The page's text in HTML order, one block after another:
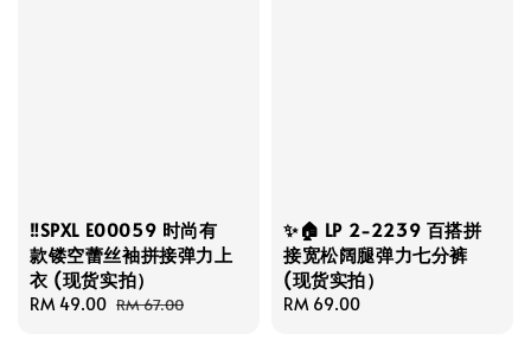
‼️SPXL E00059 时尚有
款镂空蕾丝袖拼接弹力上
衣 (现货实拍）
Sale
RM 49.00 Regular
RM 67.00
✨🏠 LP 2-2239 百搭拼
接宽松阔腿弹力七分裤
(现货实拍）
Regular
RM 69.00